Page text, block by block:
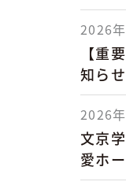
2026
【重
知らせ
2026
文京
愛ホ